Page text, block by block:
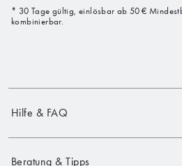
* 30 Tage gültig, einlösbar ab 50 €
kombinierbar.
Hilfe & FAQ
Beratung & Tipps